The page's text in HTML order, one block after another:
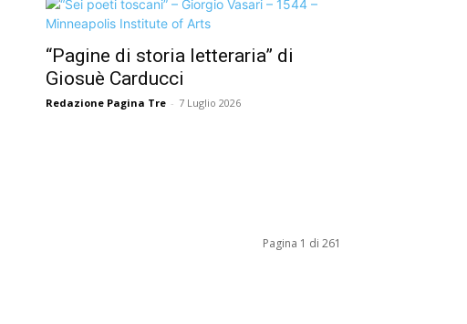
“Pagine di storia letteraria” di
Giosuè Carducci
Redazione Pagina Tre - 7 Luglio 2026
Pagina 1 di 261